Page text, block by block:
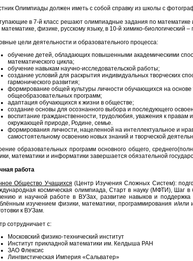
Олимпиады должен иметь с собой справку из школы с
в 7-й класс решают олимпиадные задания по математике
физике, русскому языку, в 10-й химико-биологический
цели деятельности и образовательного процесса:
обучение детей, обладающих повышенными академическими
математического цикла;
обучение навыкам научно-исследовательской работы;
создание условий для раскрытия индивидуальных творческих
гармонического развития;
формирование общей культуры личности обучающихся на
общеобразовательных программ;
адаптация обучающихся к жизни в обществе;
создание основы для осознанного выбора и последующего
воспитание гражданственности, трудолюбия, уважения к правам
окружающей природе, Родине, семье.
формирования личности, нацеленной на интеллектуальное и
самостоятельному освоению новых знаний и творческой
образовательных программ основного общего,
математики и информатики завершается обязательной
работа
Общество Учащихся (Центр Изучения Сложных Систем):
космическая олимпиада, Старт в науку (МФТИ), Шаг
и научной работе в ВУЗах, развитие навыков и
изучением физики, математики, программирования и/
к ВУЗам.
сотрудничает с:
Московский физико-технический институт
Институт прикладной математики им. Келдыша РАН
ЗАО Флексис
Лингвистическая Империя «Сальватер»